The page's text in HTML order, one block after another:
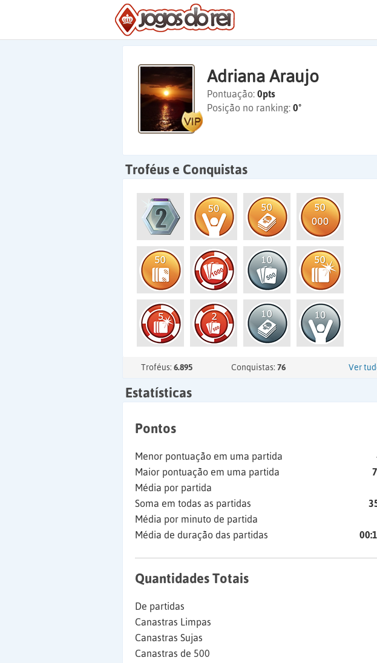
Adriana Araujo
Pontuação: 0pts
Posição no ranking: 0º
Troféus e Conquistas
Troféus: 6.895 Conquistas: 76 Ver
Estatísticas
Pontos
Menor pontuação em uma partida
Maior pontuação em uma partida
Média por partida
Soma em todas as partidas
Média por minuto de partida
Média de duração das partidas
Quantidades Totais
De partidas
Canastras Limpas
Canastras Sujas
Canastras de 500